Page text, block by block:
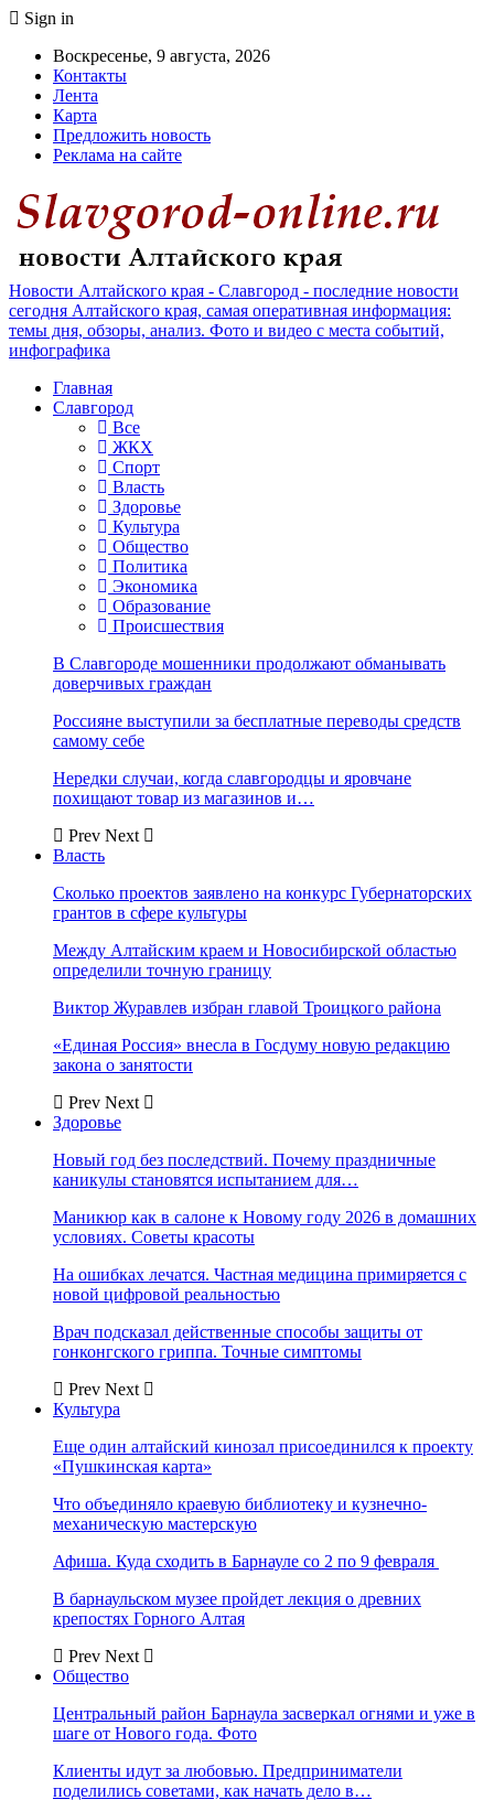
Sign in
Воскресенье, 9 августа, 2026
Контакты
Лента
Карта
Предложить новость
Реклама на сайте
Новости Алтайского края - Славгород - последние новости
сегодня Алтайского края, самая оперативная информация:
темы дня, обзоры, анализ. Фото и видео с места событий,
инфографика
Главная
Славгород
Все
ЖКХ
Спорт
Власть
Здоровье
Культура
Общество
Политика
Экономика
Образование
Происшествия
В Славгороде мошенники продолжают обманывать
доверчивых граждан
Россияне выступили за бесплатные переводы средств
самому себе
Нередки случаи, когда славгородцы и яровчане
похищают товар из магазинов и…
Prev Next
Власть
Сколько проектов заявлено на конкурс Губернаторских
грантов в сфере культуры
Между Алтайским краем и Новосибирской областью
определили точную границу
Виктор Журавлев избран главой Троицкого района
«Единая Россия» внесла в Госдуму новую редакцию
закона о занятости
Prev Next
Здоровье
Новый год без последствий. Почему праздничные
каникулы становятся испытанием для…
Маникюр как в салоне к Новому году 2026 в домашних
условиях. Советы красоты
На ошибках лечатся. Частная медицина примиряется с
новой цифровой реальностью
Врач подсказал действенные способы защиты от
гонконгского гриппа. Точные симптомы
Prev Next
Культура
Еще один алтайский кинозал присоединился к проекту
«Пушкинская карта»
Что объединяло краевую библиотеку и кузнечно-
механическую мастерскую
Афиша. Куда сходить в Барнауле со 2 по 9 февраля
В барнаульском музее пройдет лекция о древних
крепостях Горного Алтая
Prev Next
Общество
Центральный район Барнаула засверкал огнями и уже в
шаге от Нового года. Фото
Клиенты идут за любовью. Предприниматели
поделились советами, как начать дело в…